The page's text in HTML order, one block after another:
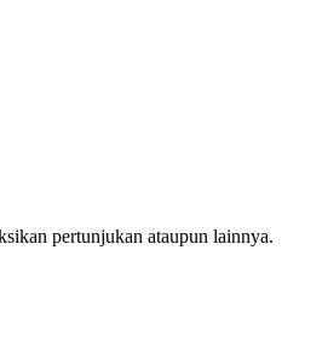
pertunjukan ataupun lainnya.